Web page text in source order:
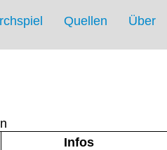
Quellen Über
Infos